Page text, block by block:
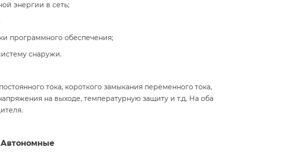
энергии в сеть;
программного обеспечения;
снаружи.
тока, короткого замыкания переменного тока,
на выходе, температурную защиту и т.д. На оба
Автономные